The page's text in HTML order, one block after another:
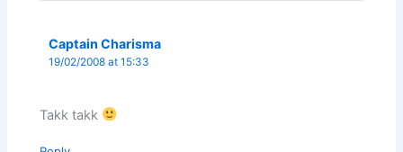
Captain Charisma
19/02/2008 at 15:33
Takk takk